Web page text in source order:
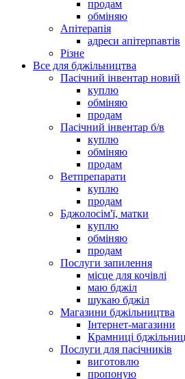
продам
обміняю
Апітерапія
адреси апітерпавтів
Різне
Все для бджільництва
Пасічний інвентар новий
куплю
обміняю
продам
Пасічний інвентар б/в
куплю
обміняю
продам
Ветпрепарати
куплю
продам
Бджолосім'ї, матки
куплю
обміняю
продам
Послуги запилення
місце для кочівлі
маю бджіл
шукаю бджіл
Магазини бджільництва
Інтернет-магазини
Крамниці
Послуги для пасічників
виготовлю
пропоную